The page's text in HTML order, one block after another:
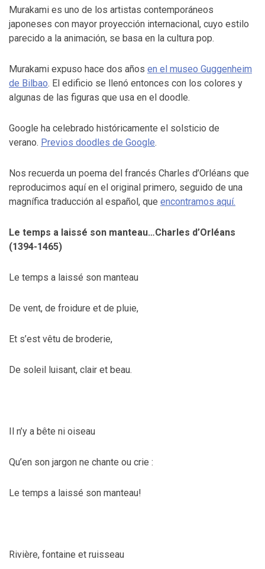
Murakami es uno de los artistas contemporáneos
japoneses con mayor proyección internacional, cuyo estilo
parecido a la animación, se basa en la cultura pop.
Murakami expuso hace dos años en el museo Guggenheim
de Bilbao. El edificio se llenó entonces con los colores y
algunas de las figuras que usa en el doodle.
Google ha celebrado históricamente el solsticio de
verano. Previos doodles de Google.
Nos recuerda un poema del francés Charles d’Orléans que
reproducimos aquí en el original primero, seguido de una
magnífica traducción al español, que encontramos aquí.
Le temps a laissé son manteau…Charles d’Orléans
(1394-1465)
Le temps a laissé son manteau
De vent, de froidure et de pluie,
Et s’est vêtu de broderie,
De soleil luisant, clair et beau.
Il n’y a bête ni oiseau
Qu’en son jargon ne chante ou crie :
Le temps a laissé son manteau!
Rivière, fontaine et ruisseau